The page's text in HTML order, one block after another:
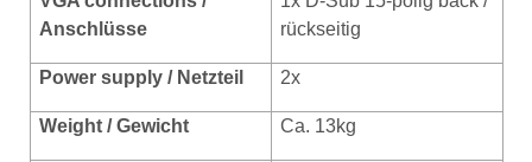
Anschlüsse
rückseitig
Power supply / Netzteil 2x
Weight / Gewicht Ca. 13kg